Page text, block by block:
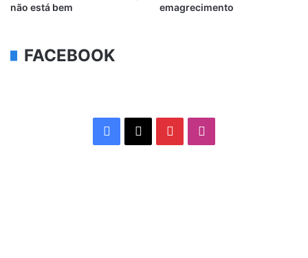
não está bem
emagrecimento
FACEBOOK
Facebook
X Pinterest